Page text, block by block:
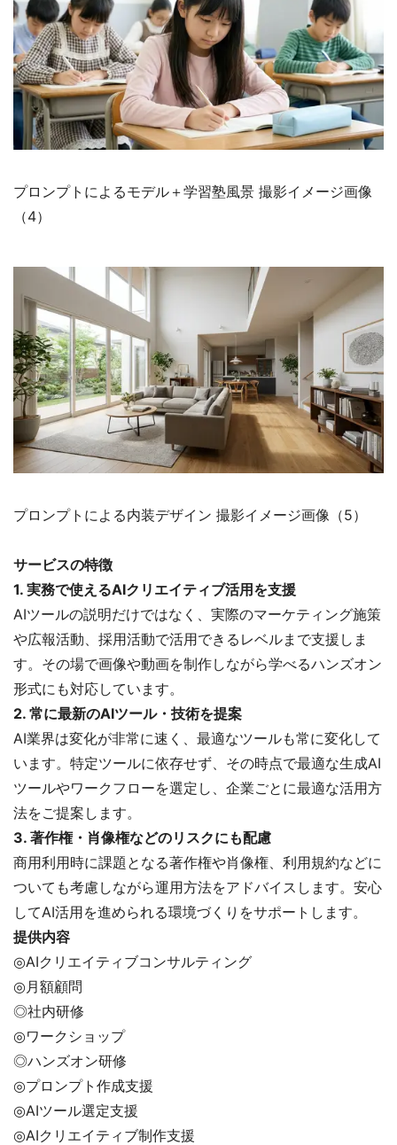
プロンプトによるモデル＋学習塾風景 撮影イメージ画像
（4）
プロンプトによる内装デザイン 撮影イメージ画像（5）
サービスの特徴
1. 実務で使えるAIクリエイティブ活用を支援
AIツールの説明だけではなく、実際のマーケティング施策
や広報活動、採用活動で活用できるレベルまで支援しま
す。その場で画像や動画を制作しながら学べるハンズオン
形式にも対応しています。
2. 常に最新のAIツール・技術を提案
AI業界は変化が非常に速く、最適なツールも常に変化して
います。特定ツールに依存せず、その時点で最適な生成AI
ツールやワークフローを選定し、企業ごとに最適な活用方
法をご提案します。
3. 著作権・肖像権などのリスクにも配慮
商用利用時に課題となる著作権や肖像権、利用規約などに
ついても考慮しながら運用方法をアドバイスします。安心
してAI活用を進められる環境づくりをサポートします。
提供内容
◎AIクリエイティブコンサルティング
◎月額顧問
◎社内研修
◎ワークショップ
◎ハンズオン研修
◎プロンプト作成支援
◎AIツール選定支援
◎AIクリエイティブ制作支援